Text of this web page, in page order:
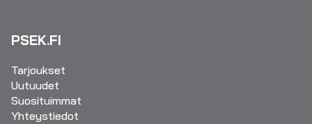
PSEK.FI
Tarjoukset
Uutuudet
Suosituimmat
Yhteystiedot